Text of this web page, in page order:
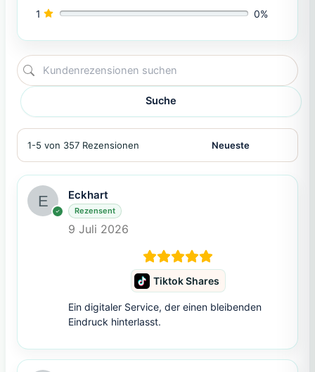
1
0%
Suche
1-5 von 357 Rezensionen
Eckhart
Rezensent
9 Juli 2026
Tiktok Shares
Ein digitaler Service, der einen bleibenden
Eindruck hinterlasst.